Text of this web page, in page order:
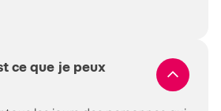
ce que je peux